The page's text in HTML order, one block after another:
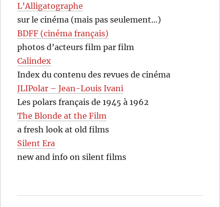
L’Alligatographe
sur le cinéma (mais pas seulement…)
BDFF (cinéma français)
photos d’acteurs film par film
Calindex
Index du contenu des revues de cinéma
JLIPolar – Jean-Louis Ivani
Les polars français de 1945 à 1962
The Blonde at the Film
a fresh look at old films
Silent Era
new and info on silent films